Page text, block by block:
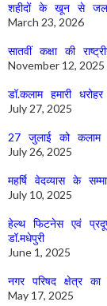
शहीदों के खून से
March 23, 2026
सातवीं कक्षा की
November 12, 2025
डॉ.कलाम हमारी
July 27, 2025
27 जुलाई को कलाम
July 26, 2025
महर्षि वेदव्यास के
July 10, 2025
हेल्थ फिटनेस एवं
डॉ.मधेपुरी
June 1, 2025
नगर परिषद क्षेत्र का
May 17, 2025